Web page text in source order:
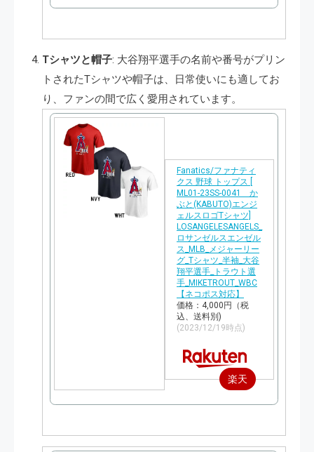
購
入
Tシャツと帽子: 大谷翔平選手の名前や番号がプリン
トされたTシャツや帽子は、日常使いにも適してお
り、ファンの間で広く愛用されています。
Fanatics/ファナティ
クス 野球 トップス [
ML01-23SS-0041 か
ぶと(KABUTO)エンジ
ェルスロゴTシャツ]
LOSANGELESANGELS_
ロサンゼルスエンゼル
ス_MLB_メジャーリー
グ_Tシャツ_半袖_大谷
翔平選手_トラウト選
手_MIKETROUT_WBC
【ネコポス対応】
価格：4,000円（税
込、送料別)
(2023/12/19時点)
楽天